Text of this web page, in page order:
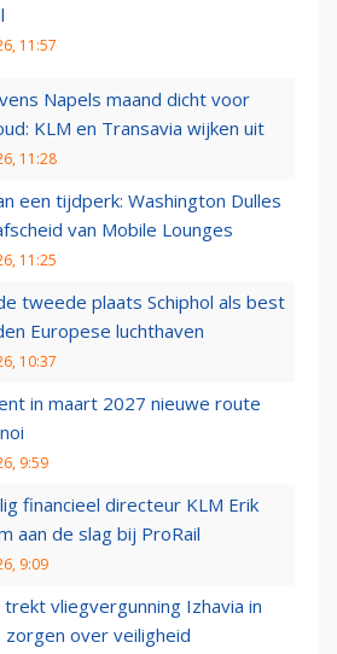
11:57
Napels maand dicht voor
KLM en Transavia wijken uit
11:28
een tijdperk: Washington Dulles
van Mobile Lounges
11:25
tweede plaats Schiphol als best
Europese luchthaven
10:37
in maart 2027 nieuwe route
9:59
financieel directeur KLM Erik
aan de slag bij ProRail
9:09
trekt vliegvergunning Izhavia in
over veiligheid